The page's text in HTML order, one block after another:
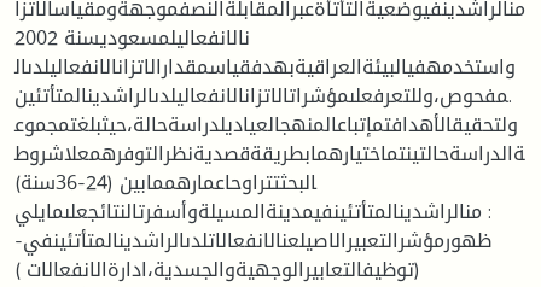
منالراشدينفيوضعيةالتأتأةعبرالمقابلةالنصفموجهةومقياسالاتزا
نالانفعاليلمسعوديسنة 2002
واستخدمهفيالبيئةالعراقيةبهدفقياسمقدارالاتزانالانفعاليلدىال
مفحوص،وللتعرفعلىمؤشراتالاتزانالانفعاليلدىالراشدينالمتأتئين.
ولتحقيقالأهدافتمإتباعالمنهجالعياديلدراسةحالة،حيثبلغتمجموع
ةالدراسةحالتينتماختيارهمابطريقةقصديةنظرالتوفرهمعلاشروط
البحثتتراوحاعمارهممابين (24-36سنة)
منالراشدينالمتأتئينفيمدينةالمسيلةوأسفرتالنتائجعلىمايلي :
-ظهورمؤشرالتعبيرالاصيلعنالانفعالاتلدىالراشدينالمتأتئينفي
(توظيفالتعابيرالوجهيةوالجسدية،ادارةالانفعالات )